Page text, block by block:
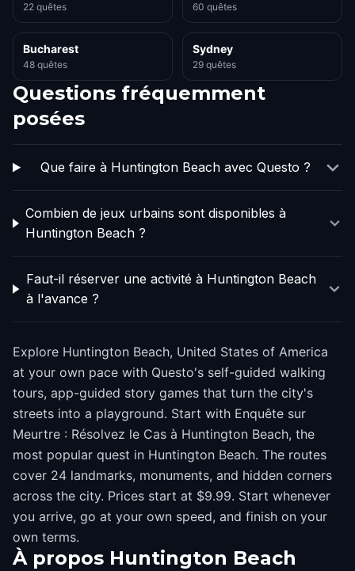
22 quêtes 60 quêtes
Bucharest
48 quêtes
Sydney
29 quêtes
Questions fréquemment
posées
Que faire à Huntington Beach avec Questo ?
Combien de jeux urbains sont disponibles à
Huntington Beach ?
Faut-il réserver une activité à Huntington Beach
à l'avance ?
Explore Huntington Beach, United States of America
at your own pace with Questo's self-guided walking
tours, app-guided story games that turn the city's
streets into a playground. Start with Enquête sur
Meurtre : Résolvez le Cas à Huntington Beach, the
most popular quest in Huntington Beach. The routes
cover 24 landmarks, monuments, and hidden corners
across the city. Prices start at $9.99. Start whenever
you arrive, go at your own speed, and finish on your
own terms.
À propos Huntington Beach